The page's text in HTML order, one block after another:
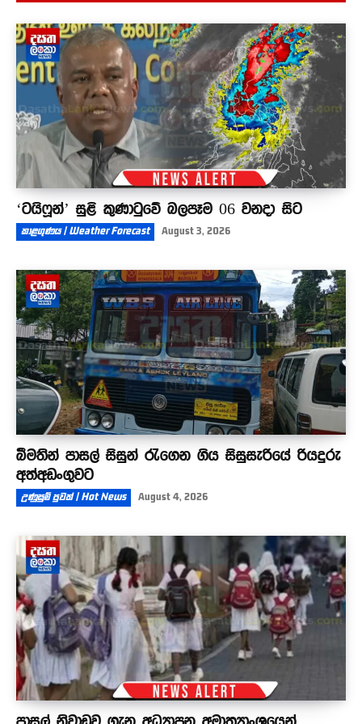
විභාග තියන්න ඕනේ
01:26
‘ටයිෆූන්’ සුළි කුණාටුවේ බලපෑම 06 වනදා සිට
කාළගුණය | Weather Forecast August 3, 2026
බීමතින් පාසල් සිසුන් රැගෙන ගිය සිසුසැරියේ රියදුරු
අත්අඩංගුවට
උණුසුම් පුවත් | Hot News August 4, 2026